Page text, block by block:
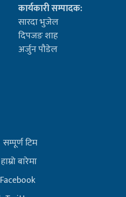
कार्यकारी सम्पादक:
सारदा भुजेल
दिपजङ शाह
अर्जुन पौडेल
सम्पूर्ण टिम
हाम्रो बारेमा
Facebook